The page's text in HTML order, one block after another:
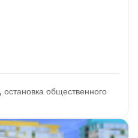
остановка общественного